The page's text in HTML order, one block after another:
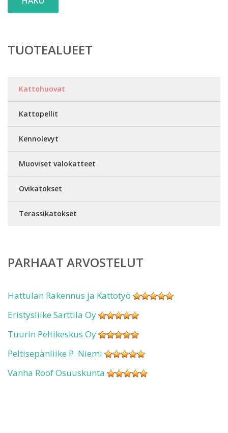
TUOTEALUEET
Kattohuovat
Kattopellit
Kennolevyt
Muoviset valokatteet
Ovikatokset
Terassikatokset
PARHAAT ARVOSTELUT
Hattulan Rakennus ja Kattotyö
Eristysliike Sarttila Oy
Tuurin Peltikeskus Oy
Peltisepänliike P. Niemi
Vanha Roof Osuuskunta